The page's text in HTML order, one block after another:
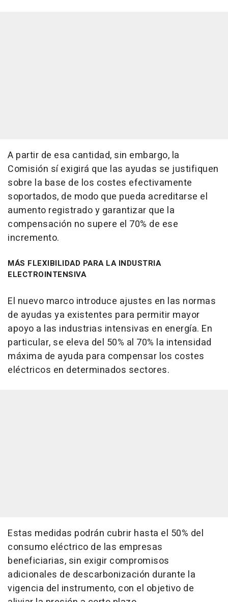
A partir de esa cantidad, sin embargo, la
Comisión sí exigirá que las ayudas se justifiquen
sobre la base de los costes efectivamente
soportados, de modo que pueda acreditarse el
aumento registrado y garantizar que la
compensación no supere el 70% de ese
incremento.
MÁS FLEXIBILIDAD PARA LA INDUSTRIA
ELECTROINTENSIVA
El nuevo marco introduce ajustes en las normas
de ayudas ya existentes para permitir mayor
apoyo a las industrias intensivas en energía. En
particular, se eleva del 50% al 70% la intensidad
máxima de ayuda para compensar los costes
eléctricos en determinados sectores.
Estas medidas podrán cubrir hasta el 50% del
consumo eléctrico de las empresas
beneficiarias, sin exigir compromisos
adicionales de descarbonización durante la
vigencia del instrumento, con el objetivo de